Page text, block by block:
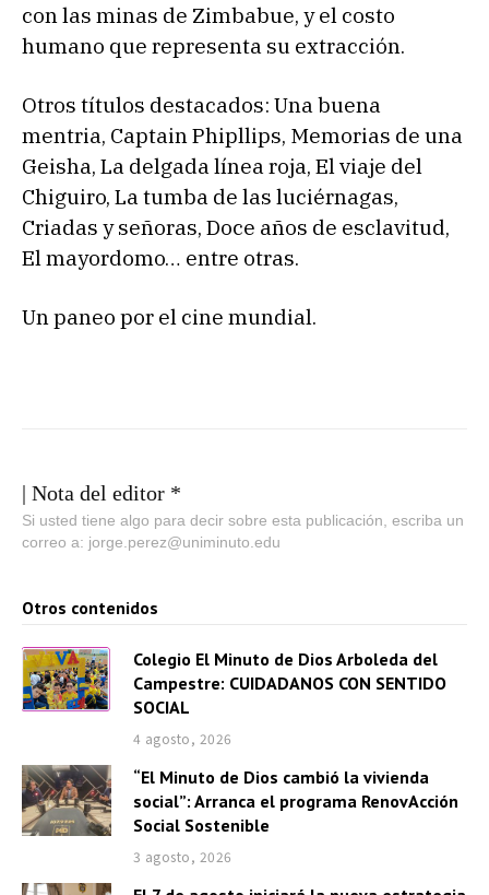
con las minas de Zimbabue, y el costo
humano que representa su extracción.
Otros títulos destacados: Una buena
mentria, Captain Phipllips, Memorias de una
Geisha, La delgada línea roja, El viaje del
Chiguiro, La tumba de las luciérnagas,
Criadas y señoras, Doce años de esclavitud,
El mayordomo… entre otras.
Un paneo por el cine mundial.
| Nota del editor *
Si usted tiene algo para decir sobre esta publicación, escriba un
correo a: jorge.perez@uniminuto.edu
Otros contenidos
Colegio El Minuto de Dios Arboleda del
Campestre: CUIDADANOS CON SENTIDO
SOCIAL
4 agosto, 2026
“El Minuto de Dios cambió la vivienda
social”: Arranca el programa RenovAcción
Social Sostenible
3 agosto, 2026